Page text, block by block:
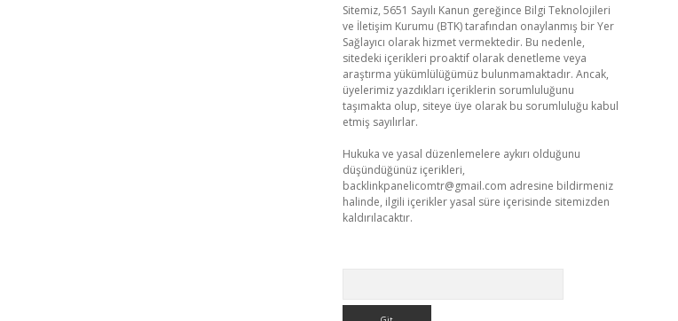
Sitemiz, 5651 Sayılı Kanun gereğince Bilgi Teknolojileri
ve İletişim Kurumu (BTK) tarafından onaylanmış bir Yer
Sağlayıcı olarak hizmet vermektedir. Bu nedenle,
sitedeki içerikleri proaktif olarak denetleme veya
araştırma yükümlülüğümüz bulunmamaktadır. Ancak,
üyelerimiz yazdıkları içeriklerin sorumluluğunu
taşımakta olup, siteye üye olarak bu sorumluluğu kabul
etmiş sayılırlar.
Hukuka ve yasal düzenlemelere aykırı olduğunu
düşündüğünüz içerikleri,
backlinkpanelicomtr@gmail.com adresine bildirmeniz
halinde, ilgili içerikler yasal süre içerisinde sitemizden
kaldırılacaktır.